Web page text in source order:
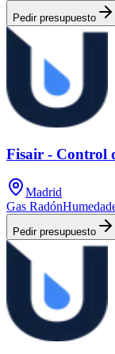
Pedir presupuesto
Fisair - Control
Madrid
Gas Radón
Pedir presupuesto